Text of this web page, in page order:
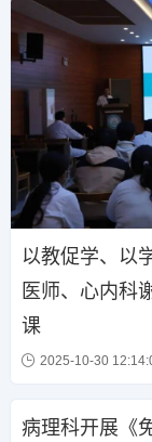
以教促学、以
医师、心内科
课
2025-10-30
病理科开展《